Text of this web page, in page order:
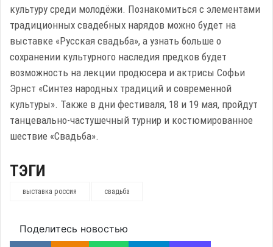
культуру среди молодёжи. Познакомиться с элементами
традиционных свадебных нарядов можно будет на
выставке «Русская свадьба», а узнать больше о
сохранении культурного наследия предков будет
возможность на лекции продюсера и актрисы Софьи
Эрнст «Синтез народных традиций и современной
культуры». Также в дни фестиваля, 18 и 19 мая, пройдут
танцевально-частушечный турнир и костюмированное
шествие «Свадьба».
ТЭГИ
выставка россия свадьба
Поделитесь новостью